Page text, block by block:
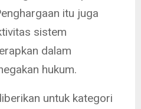
itu juga
sistem
dalam
hukum.
untuk kategori